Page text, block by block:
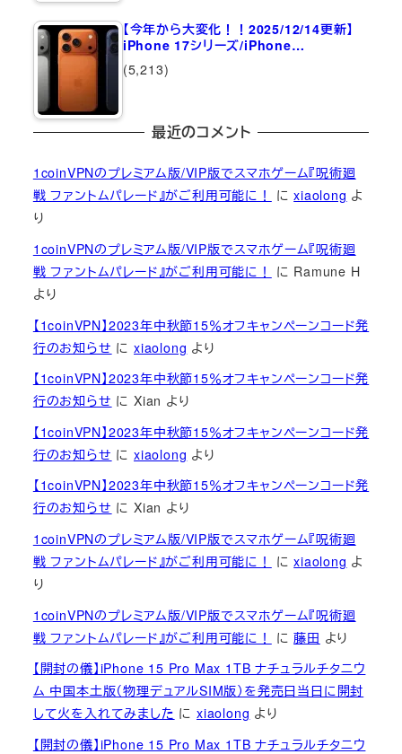
【今年から大変化！！2025/12/14更新】
iPhone 17シリーズ/iPhone…
(5,213)
最近のコメント
1coinVPNのプレミアム版/VIP版でスマホゲーム『呪術廻
戦 ファントムパレード』がご利用可能に！
にxiaolong よ
り
1coinVPNのプレミアム版/VIP版でスマホゲーム『呪術廻
戦 ファントムパレード』がご利用可能に！
に Ramune H
より
【1coinVPN】2023年中秋節15％オフキャンペーンコード発
行のお知らせ にxiaolong より
【1coinVPN】2023年中秋節15％オフキャンペーンコード発
行のお知らせ にXian より
【1coinVPN】2023年中秋節15％オフキャンペーンコード発
行のお知らせ にxiaolong より
【1coinVPN】2023年中秋節15％オフキャンペーンコード発
行のお知らせ にXian より
1coinVPNのプレミアム版/VIP版でスマホゲーム『呪術廻
戦 ファントムパレード』がご利用可能に！
にxiaolong よ
り
1coinVPNのプレミアム版/VIP版でスマホゲーム『呪術廻
戦 ファントムパレード』がご利用可能に！
に藤田 より
【開封の儀】iPhone 15 Pro Max 1TB ナチュラルチタニウ
ム 中国本土版（物理デュアルSIM版）を発売日当日に開封
して火を入れてみました にxiaolong より
【開封の儀】iPhone 15 Pro Max 1TB ナチュラルチタニウ